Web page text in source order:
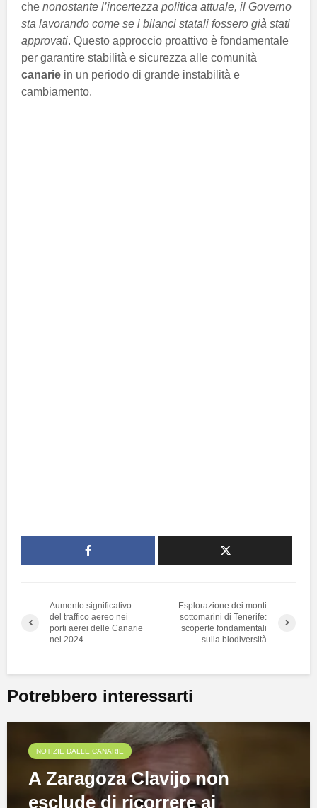
che nonostante l’incertezza politica attuale, il Governo
sta lavorando come se i bilanci statali fossero già stati
approvati. Questo approccio proattivo è fondamentale
per garantire stabilità e sicurezza alle comunità
canarie in un periodo di grande instabilità e
cambiamento.
Aumento significativo
del traffico aereo nei
porti aerei delle Canarie
nel 2024
Esplorazione dei monti
sottomarini di Tenerife:
scoperte fondamentali
sulla biodiversità
Potrebbero interessarti
NOTIZIE DALLE CANARIE
A Zaragoza Clavijo non
esclude di ricorrere ai